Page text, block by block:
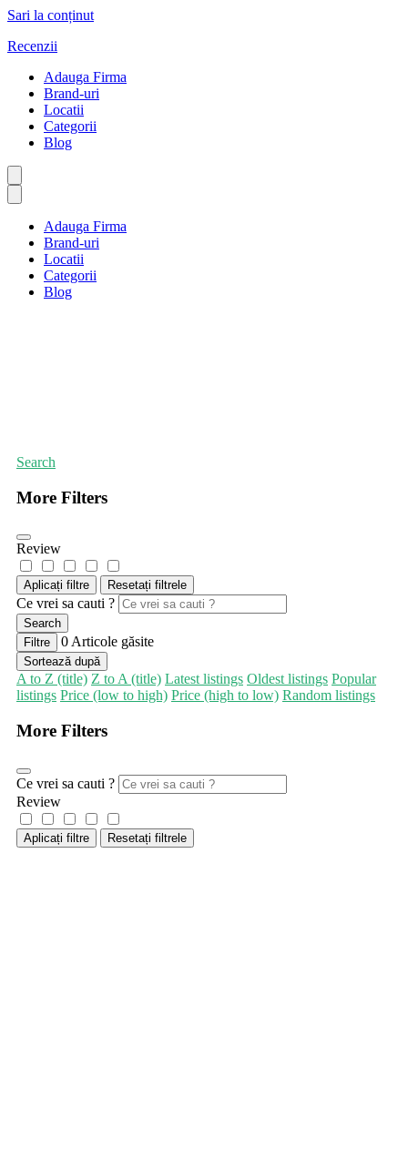
Sari la conținut
Recenzii
Adauga Firma
Brand-uri
Locatii
Categorii
Blog
Adauga Firma
Brand-uri
Locatii
Categorii
Blog
Search
More Filters
Review
Aplicați filtre Resetați filtrele
Ce vrei sa cauti ?
Search
Filtre
0 Articole găsite
Sortează după
A to Z (title) Z to A (title) Latest listings Oldest listings Popular
listings Price (low to high) Price (high to low) Random listings
More Filters
Ce vrei sa cauti ?
Review
Aplicați filtre Resetați filtrele